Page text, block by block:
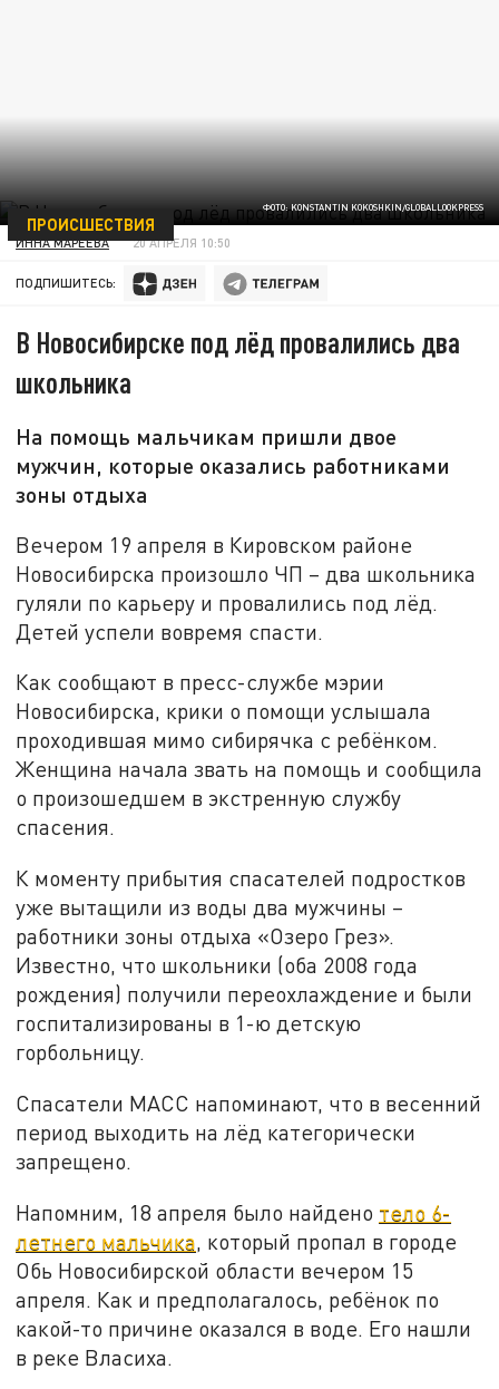
ФОТО: KONSTANTIN KOKOSHKIN/GLOBALLOOKPRESS
ПРОИСШЕСТВИЯ
ИННА МАРЕЕВА 20 АПРЕЛЯ 10:50
ПОДПИШИТЕСЬ:
В Новосибирске под лёд провалились два
школьника
На помощь мальчикам пришли двое
мужчин, которые оказались работниками
зоны отдыха
Вечером 19 апреля в Кировском районе
Новосибирска произошло ЧП – два школьника
гуляли по карьеру и провалились под лёд.
Детей успели вовремя спасти.
Как сообщают в пресс-службе мэрии
Новосибирска, крики о помощи услышала
проходившая мимо сибирячка с ребёнком.
Женщина начала звать на помощь и сообщила
о произошедшем в экстренную службу
спасения.
К моменту прибытия спасателей подростков
уже вытащили из воды два мужчины –
работники зоны отдыха «Озеро Грез».
Известно, что школьники (оба 2008 года
рождения) получили переохлаждение и были
госпитализированы в 1-ю детскую
горбольницу.
Спасатели МАСС напоминают, что в весенний
период выходить на лёд категорически
запрещено.
Напомним, 18 апреля было найдено тело 6-
летнего мальчика , который пропал в городе
Обь Новосибирской области вечером 15
апреля. Как и предполагалось, ребёнок по
какой-то причине оказался в воде. Его нашли
в реке Власиха.